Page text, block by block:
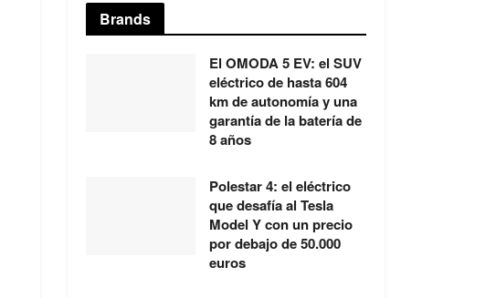
Brands
El OMODA 5 EV: el SUV
eléctrico de hasta 604
km de autonomía y una
garantía de la batería de
8 años
Polestar 4: el eléctrico
que desafía al Tesla
Model Y con un precio
por debajo de 50.000
euros